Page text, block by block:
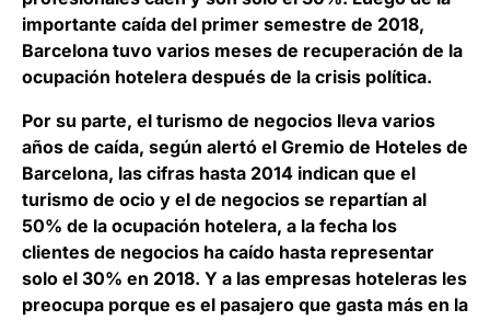
importante caída del primer semestre de 2018,
Barcelona tuvo varios meses de recuperación de la
ocupación hotelera después de la crisis política.
Por su parte, el turismo de negocios lleva varios
años de caída, según alertó el Gremio de Hoteles de
Barcelona, las cifras hasta 2014 indican que el
turismo de ocio y el de negocios se repartían al
50% de la ocupación hotelera, a la fecha los
clientes de negocios ha caído hasta representar
solo el 30% en 2018. Y a las empresas hoteleras les
preocupa porque es el pasajero que gasta más en la